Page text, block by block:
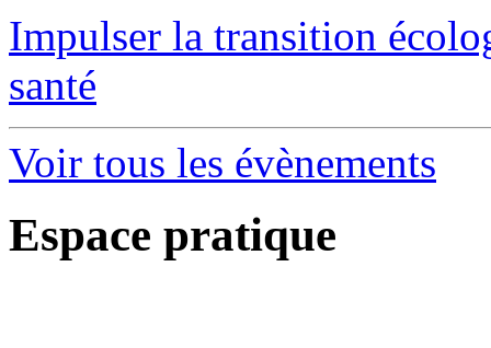
Impulser la transition
santé
Voir tous les évènements
Espace pratique